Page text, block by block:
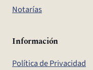
Notarías
Información
Política de Privacidad